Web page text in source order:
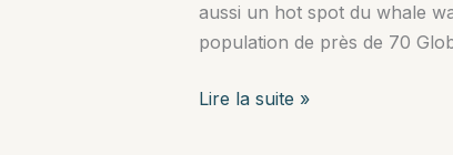
aussi un hot spot du whale
population de près de 70
Sortie
Lire la suite »